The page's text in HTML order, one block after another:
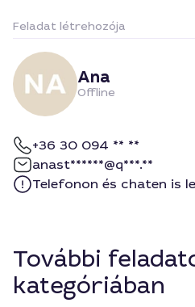
Feladat létrehozója
Ana
Offline
+36 30 094 ** **
anast******@q***.**
Telefonon és chaten is
További
kategóriában